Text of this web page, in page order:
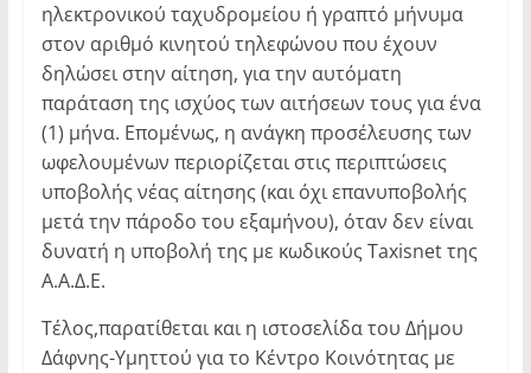
ηλεκτρονικού ταχυδρομείου ή γραπτό μήνυμα
στον αριθμό κινητού τηλεφώνου που έχουν
δηλώσει στην αίτηση, για την αυτόματη
παράταση της ισχύος των αιτήσεων τους για ένα
(1) μήνα. Επομένως, η ανάγκη προσέλευσης των
ωφελουμένων περιορίζεται στις περιπτώσεις
υποβολής νέας αίτησης (και όχι επανυποβολής
μετά την πάροδο του εξαμήνου), όταν δεν είναι
δυνατή η υποβολή της με κωδικούς Taxisnet της
Α.Α.Δ.Ε.
Τέλος,παρατίθεται και η ιστοσελίδα του Δήμου
Δάφνης-Υμηττού για το Κέντρο Κοινότητας με